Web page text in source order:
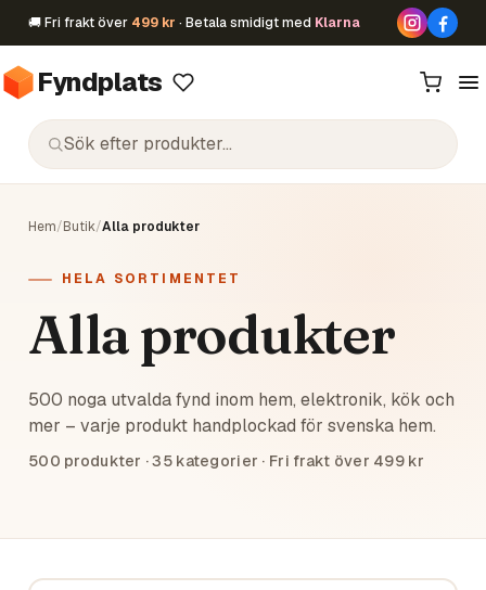
🚚 Fri frakt över 499 kr · Betala smidigt med Klarna
Fyndplats
Hem/Butik/Alla produkter
HELA SORTIMENTET
Alla produkter
500 noga utvalda fynd inom hem, elektronik, kök och
mer – varje produkt handplockad för svenska hem.
500 produkter ·35 kategorier · Fri frakt över 499 kr